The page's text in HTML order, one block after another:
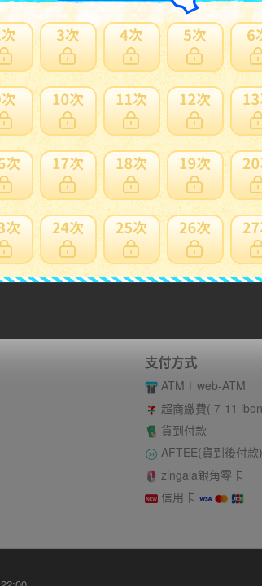
飛距離抜群！振り抜き最高で曲がらない！短尺ミ
ー仕様 ミズノ TZOID Ti 10.5度 43.25in C7
ドラス
更多此賣家商品
賣家寄錯全額處理
支付方式
ATM
web-ATM
超商繳費( 7-11
貨到付款
AFTEE(貨到後付款)
zingala銀角零卡
信用卡